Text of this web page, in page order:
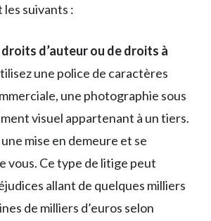
suivants :
d’auteur ou de droits à
une police de caractères
une photographie sous
visuel appartenant à un tiers.
mise en demeure et se
vous. Ce type de litige peut
allant de quelques milliers
de milliers d’euros selon